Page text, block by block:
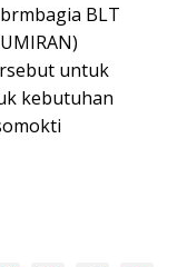
BLT
untuk
kebutuhan